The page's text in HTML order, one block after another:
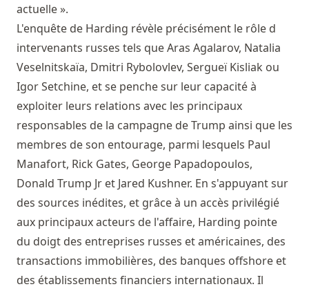
actuelle ».
L'enquête de Harding révèle précisément le rôle d
intervenants russes tels que Aras Agalarov, Natalia
Veselnitskaïa, Dmitri Rybolovlev, Sergueï Kisliak ou
Igor Setchine, et se penche sur leur capacité à
exploiter leurs relations avec les principaux
responsables de la campagne de Trump ainsi que les
membres de son entourage, parmi lesquels Paul
Manafort, Rick Gates, George Papadopoulos,
Donald Trump Jr et Jared Kushner. En s'appuyant sur
des sources inédites, et grâce à un accès privilégié
aux principaux acteurs de l'affaire, Harding pointe
du doigt des entreprises russes et américaines, des
transactions immobilières, des banques offshore et
des établissements financiers internationaux. Il